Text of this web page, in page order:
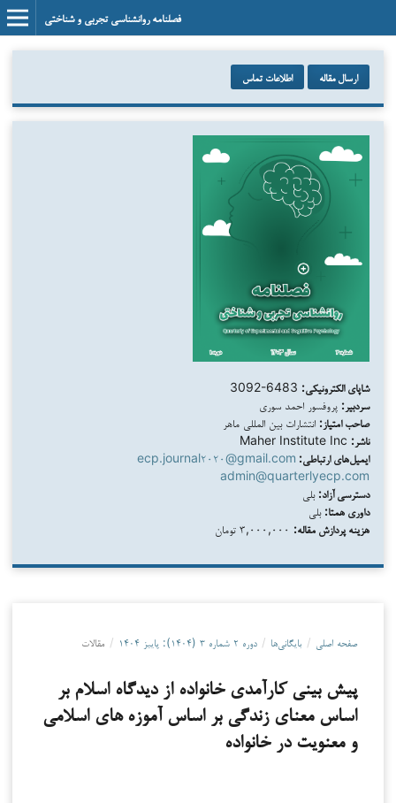
فصلنامه روانشناسی تجربی و شناختی
ارسال مقاله اطلاعات تماس
شاپای الکترونیکی: 3092-6483
سردبیر: پروفسور احمد سوری
صاحب امتیاز: انتشارات بین المللی ماهر
ناشر:
ایمیل‌های ارتباطی: ecp.journal۲۰۲۰@gmail.com
admin@quarterlyecp.com
دسترسی آزاد: بلی
داوری همتا: بلی
هزینه پردازش مقاله:
صفحه اصلی / بایگانی‌ها / دوره ۲ شماره ۳ (۱۴۰۴): پاییز ۱۴۰۴ / مقالات
پیش بینی کارآمدی خانواده از دیدگاه اسلام بر
اساس معنای زندگی بر اساس آموزه های اسلامی
و معنویت در خانواده